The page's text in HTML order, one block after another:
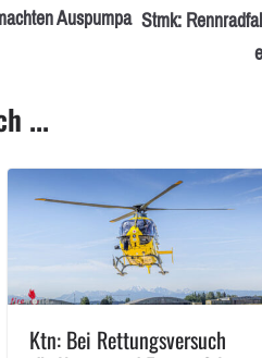
Auspumpa Stmk:
...
Ktn: Bei Rettungsversuch